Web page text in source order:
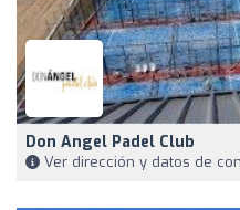
Don Angel Padel Club
Ver dirección y datos de